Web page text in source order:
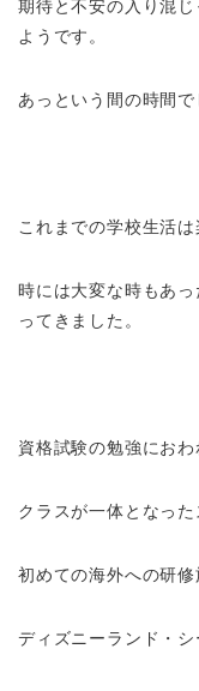
期待と不安の入り混
ようです。
あっという間の時間で
これまでの学校生活
時には大変な時もあ
ってきました。
資格試験の勉強におわ
クラスが一体となった
初めての海外への研修
ディズニーランド・シ